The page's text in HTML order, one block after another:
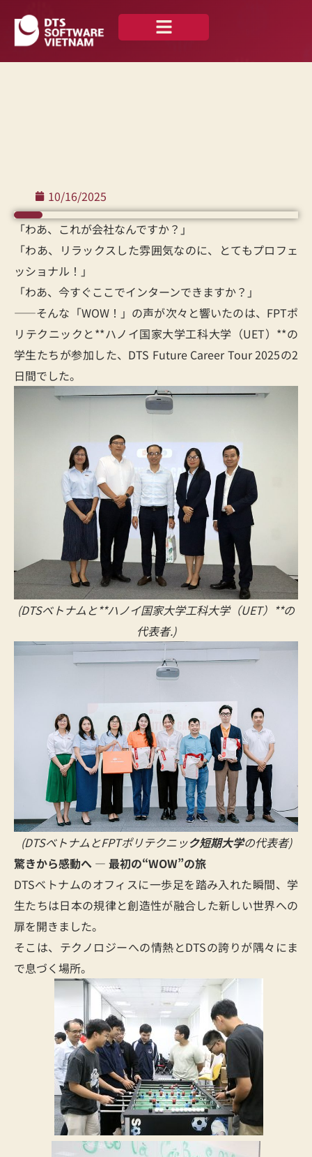
10/16/2025
「わあ、これが会社なんですか？」
「わあ、リラックスした雰囲気なのに、とてもプロフェ
ッショナル！」
「わあ、今すぐここでインターンできますか？」
――そんな「WOW！」の声が次々と響いたのは、FPTポ
リテクニックと**ハノイ国家大学工科大学（UET）**の
学生たちが参加した、DTS Future Career Tour 2025の2
日間でした。
(DTSベトナムと**ハノイ国家大学工科大学（UET）**の
代表者.)
(DTSベトナムとFPTポリテクニック短期大学の代表者)
驚きから感動へ ― 最初の“WOW”の旅
DTSベトナムのオフィスに一歩足を踏み入れた瞬間、学
生たちは日本の規律と創造性が融合した新しい世界への
扉を開きました。
そこは、テクノロジーへの情熱とDTSの誇りが隅々にま
で息づく場所。